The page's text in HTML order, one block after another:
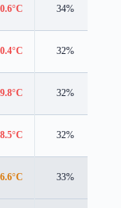
34%
32%
32%
32%
33%